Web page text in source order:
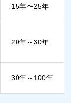
15年〜25年
20年～30年
30年～100年